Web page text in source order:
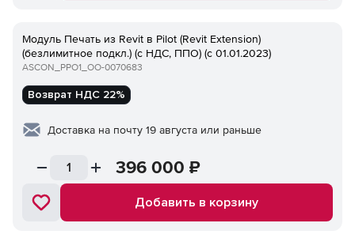
Модуль Печать из Revit в Pilot (Revit Extension)
(безлимитное подкл.) (с НДС, ППО) (с 01.01.2023)
ASCON_PPO1_ОО-0070683
Возврат НДС 22%
Доставка на почту 19 августа или раньше
396 000 ₽
Добавить в корзину